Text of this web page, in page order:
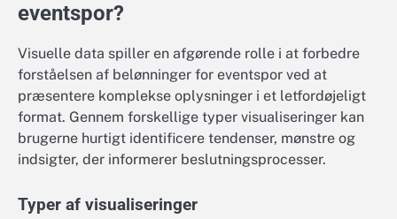
eventspor?
Visuelle data spiller en afgørende rolle i at forbedre
forståelsen af belønninger for eventspor ved at
præsentere komplekse oplysninger i et letfordøjeligt
format. Gennem forskellige typer visualiseringer kan
brugerne hurtigt identificere tendenser, mønstre og
indsigter, der informerer beslutningsprocesser.
Typer af visualiseringer